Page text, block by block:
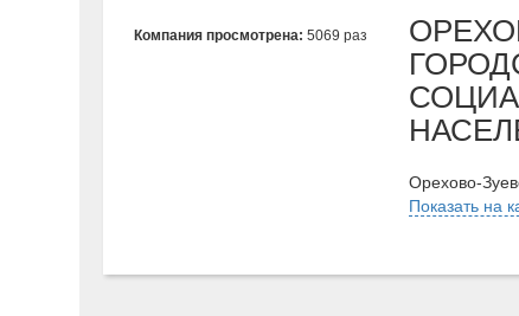
Компания просмотрена: 5069 раз
Орехово-
Показать на